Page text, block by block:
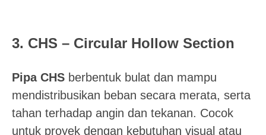
3. CHS – Circular Hollow Section
Pipa CHS berbentuk bulat dan mampu
mendistribusikan beban secara merata, serta
tahan terhadap angin dan tekanan. Cocok
untuk proyek dengan kebutuhan visual atau